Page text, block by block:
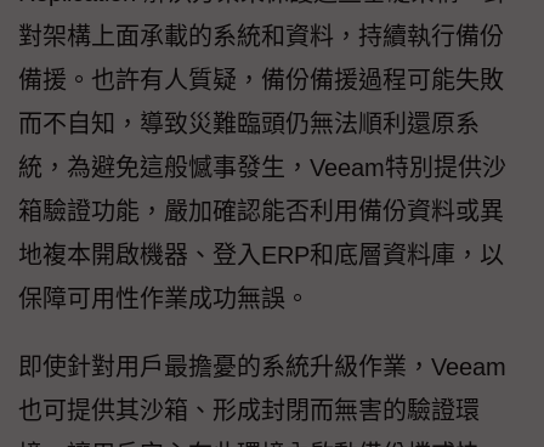
對架構上面承載的系統和資料，持續執行備份
備援。也許有人質疑，備份備援過程可能失敗
而不自知，導致災難臨頭仍無法順利還原系
統，為避免這般憾事發生，Veeam特別提供沙
箱驗證功能，嚴加確認能否利用備份資料或異
地複本開啟機器、登入ERP和底層資料庫，以
保障可用性作業成功無誤。
即使針對用戶最擔憂的系統升級作業，Veeam
也可提供其沙箱、形成封閉而無害的驗證環